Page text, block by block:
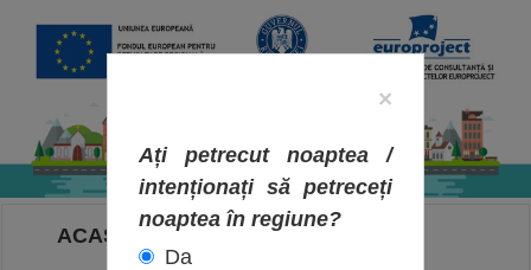
ACASA
×
Ați petrecut noaptea /
intenționați să petreceți
noaptea în regiune?
Da